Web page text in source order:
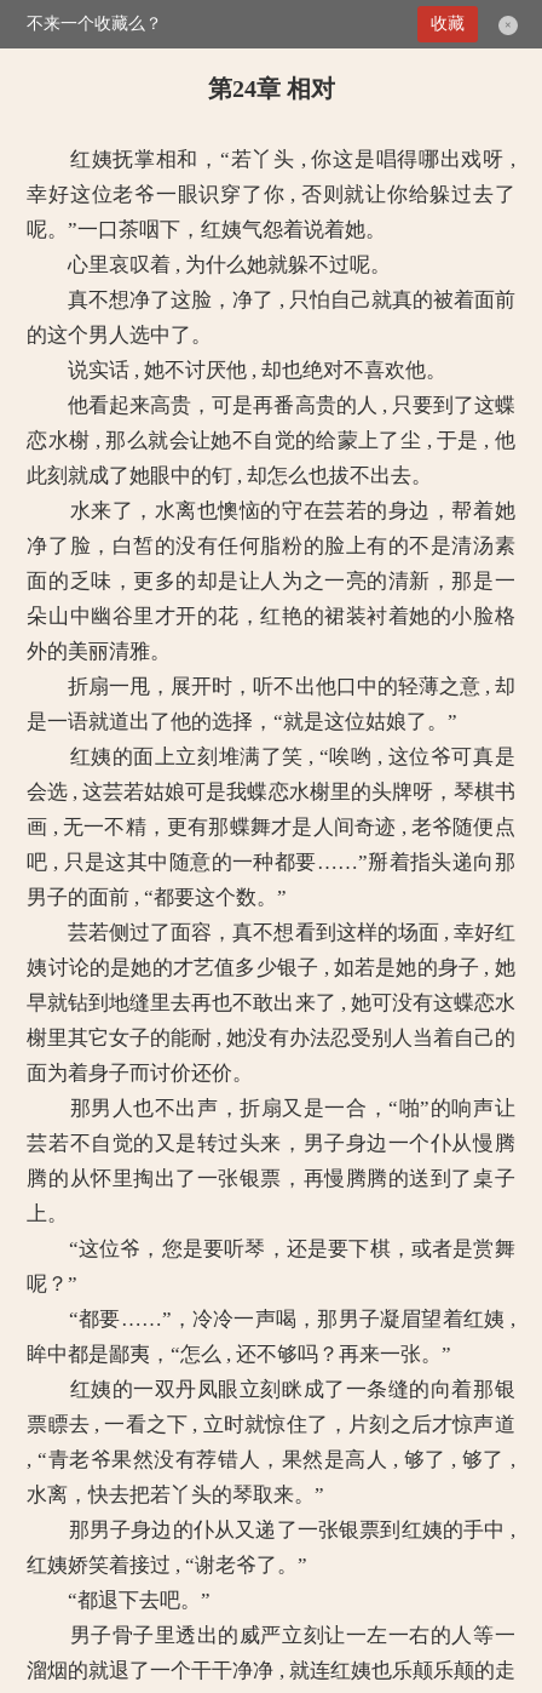
>媚倾天下：妖孽王爷别乱来 第24章 相对
第24章 相对
红姨抚掌相和，“若丫头 , 你这是唱得哪出戏呀 ,
幸好这位老爷一眼识穿了你 , 否则就让你给躲过去了
呢。”一口茶咽下，红姨气怨着说着她。
心里哀叹着 , 为什么她就躲不过呢。
真不想净了这脸，净了 , 只怕自己就真的被着面前
的这个男人选中了。
说实话 , 她不讨厌他 , 却也绝对不喜欢他。
他看起来高贵，可是再番高贵的人 , 只要到了这蝶
恋水榭 , 那么就会让她不自觉的给蒙上了尘 , 于是 , 他
此刻就成了她眼中的钉 , 却怎么也拔不出去。
水来了，水离也懊恼的守在芸若的身边，帮着她
净了脸，白皙的没有任何脂粉的脸上有的不是清汤素
面的乏味，更多的却是让人为之一亮的清新，那是一
朵山中幽谷里才开的花，红艳的裙装衬着她的小脸格
外的美丽清雅。
折扇一甩，展开时，听不出他口中的轻薄之意 , 却
是一语就道出了他的选择，“就是这位姑娘了。”
红姨的面上立刻堆满了笑 , “唉哟 , 这位爷可真是
会选 , 这芸若姑娘可是我蝶恋水榭里的头牌呀，琴棋书
画 , 无一不精，更有那蝶舞才是人间奇迹 , 老爷随便点
吧 , 只是这其中随意的一种都要……”掰着指头递向那
男子的面前 , “都要这个数。”
芸若侧过了面容，真不想看到这样的场面 , 幸好红
姨讨论的是她的才艺值多少银子 , 如若是她的身子 , 她
早就钻到地缝里去再也不敢出来了 , 她可没有这蝶恋水
榭里其它女子的能耐 , 她没有办法忍受别人当着自己的
面为着身子而讨价还价。
那男人也不出声，折扇又是一合，“啪”的响声让
芸若不自觉的又是转过头来，男子身边一个仆从慢腾
腾的从怀里掏出了一张银票，再慢腾腾的送到了桌子
上。
“这位爷，您是要听琴，还是要下棋，或者是赏舞
呢？”
“都要……”，冷冷一声喝，那男子凝眉望着红姨 ,
眸中都是鄙夷，“怎么 , 还不够吗？再来一张。”
红姨的一双丹凤眼立刻眯成了一条缝的向着那银
票瞟去 , 一看之下 , 立时就惊住了，片刻之后才惊声道
, “青老爷果然没有荐错人，果然是高人 , 够了 , 够了 ,
水离，快去把若丫头的琴取来。”
那男子身边的仆从又递了一张银票到红姨的手中 ,
红姨娇笑着接过 , “谢老爷了。”
“都退下去吧。”
男子骨子里透出的威严立刻让一左一右的人等一
溜烟的就退了一个干干净净 , 就连红姨也乐颠乐颠的走
不来一个收藏么？ ×
收藏